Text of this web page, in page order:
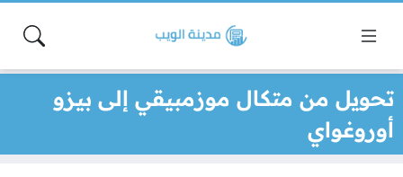
تحويل من متكال موزمبيقي إلى بيزو
أوروغواي